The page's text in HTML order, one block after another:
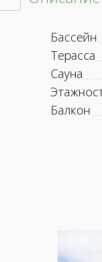
Бассейн
Терасса
Сауна
Балкон